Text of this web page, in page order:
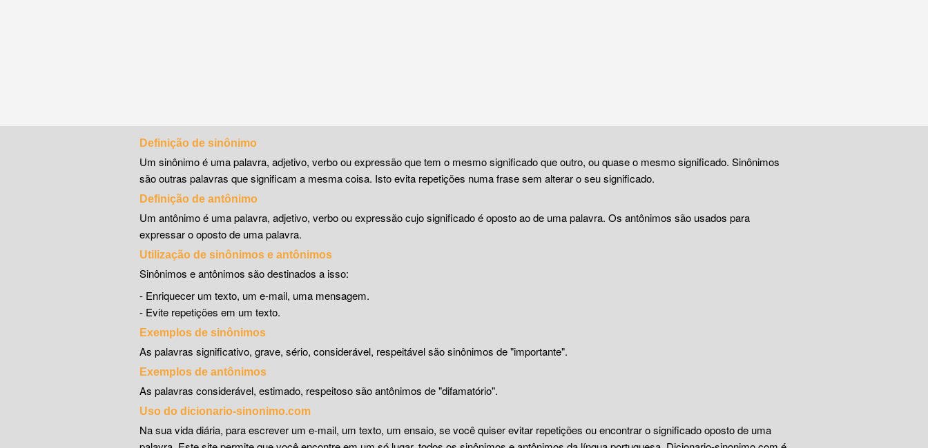
Definição de sinônimo
Um sinônimo é uma palavra, adjetivo, verbo ou expressão que tem o mesmo significado que outro, ou quase o mesmo significado. Sinônimos
são outras palavras que significam a mesma coisa. Isto evita repetições numa frase sem alterar o seu significado.
Definição de antônimo
Um antônimo é uma palavra, adjetivo, verbo ou expressão cujo significado é oposto ao de uma palavra. Os antônimos são usados para
expressar o oposto de uma palavra.
Utilização de sinônimos e antônimos
Sinônimos e antônimos são destinados a isso:
- Enriquecer um texto, um e-mail, uma mensagem.
- Evite repetições em um texto.
Exemplos de sinônimos
As palavras significativo, grave, sério, considerável, respeitável são sinônimos de "importante".
Exemplos de antônimos
As palavras considerável, estimado, respeitoso são antônimos de "difamatório".
Uso do dicionario-sinonimo.com
Na sua vida diária, para escrever um e-mail, um texto, um ensaio, se você quiser evitar repetições ou encontrar o significado oposto de uma